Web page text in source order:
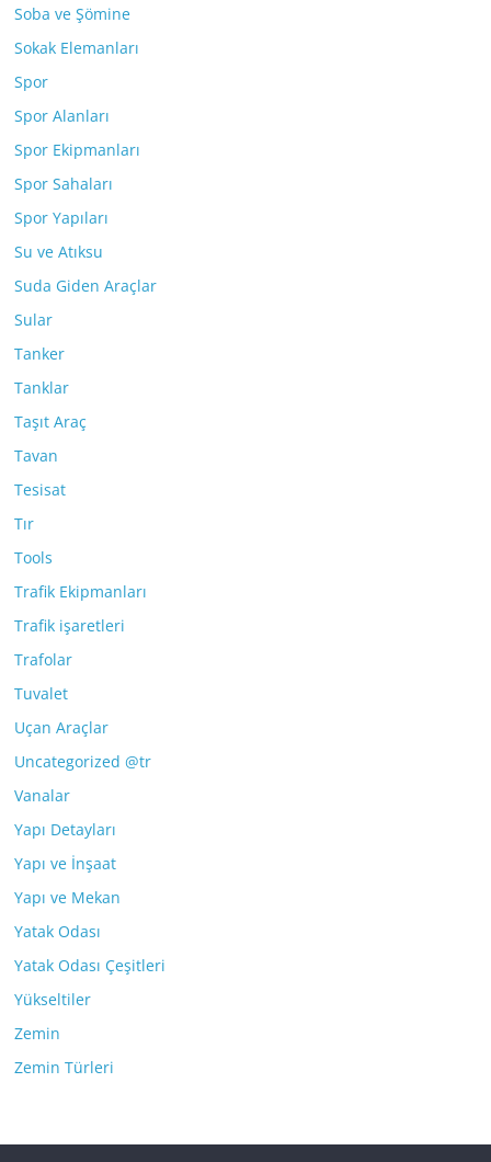
Soba ve Şömine
Sokak Elemanları
Spor
Spor Alanları
Spor Ekipmanları
Spor Sahaları
Spor Yapıları
Su ve Atıksu
Suda Giden Araçlar
Sular
Tanker
Tanklar
Taşıt Araç
Tavan
Tesisat
Tır
Tools
Trafik Ekipmanları
Trafik işaretleri
Trafolar
Tuvalet
Uçan Araçlar
Uncategorized @tr
Vanalar
Yapı Detayları
Yapı ve İnşaat
Yapı ve Mekan
Yatak Odası
Yatak Odası Çeşitleri
Yükseltiler
Zemin
Zemin Türleri